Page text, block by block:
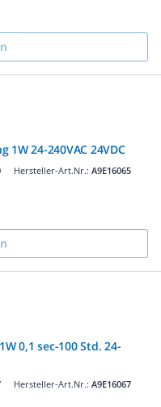
1W 24-240VAC 24VDC
Hersteller-Art.Nr.: A9E16065
0,1 sec-100 Std. 24-
Hersteller-Art.Nr.: A9E16067